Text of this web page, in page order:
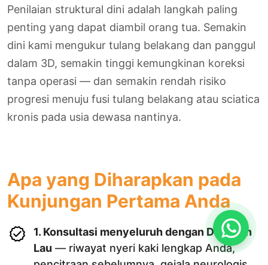
Penilaian struktural dini adalah langkah paling
penting yang dapat diambil orang tua. Semakin
dini kami mengukur tulang belakang dan panggul
dalam 3D, semakin tinggi kemungkinan koreksi
tanpa operasi — dan semakin rendah risiko
progresi menuju fusi tulang belakang atau sciatica
kronis pada usia dewasa nantinya.
Apa yang Diharapkan pada
Kunjungan Pertama Anda
1. Konsultasi menyeluruh dengan Dr. Kevin
Lau — riwayat nyeri kaki lengkap Anda,